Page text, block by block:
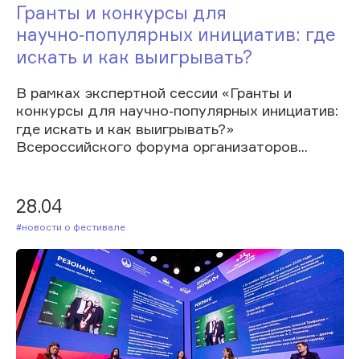
Гранты и конкурсы для
научно‑популярных инициатив: где
искать и как выигрывать?
В рамках экспертной сессии «Гранты и
конкурсы для научно‑популярных инициатив:
где искать и как выигрывать?»
Всероссийского форума организаторов...
28.04
#Новости о фестивале